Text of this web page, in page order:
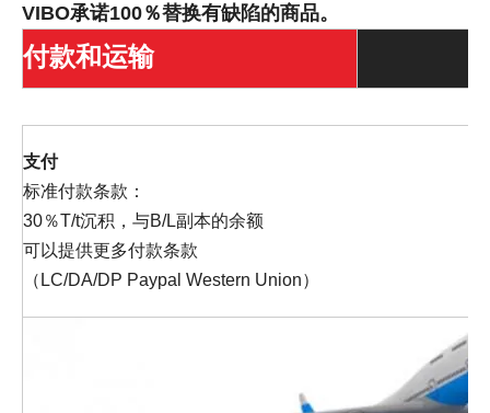
VIBO承诺100％替换有缺陷的商品。
付款和运输
支付
标准付款条款：
30％T/t沉积，与B/L副本的余额
可以提供更多付款条款
（LC/DA/DP Paypal Western Union）